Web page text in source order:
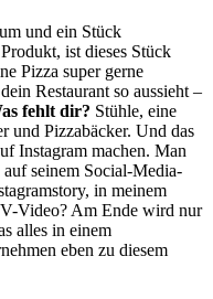
und ein Stück
ist dieses Stück
Pizza super gerne
Restaurant so aussieht –
fehlt dir? Stühle, eine
und Pizzabäcker. Und das
Instagram machen. Man
seinem Social-Media-
in meinem
Video? Am Ende wird nur
alles in einem
eben zu diesem